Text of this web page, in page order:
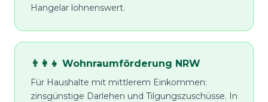
Hangelar lohnenswert.
👨‍👩‍👧 Wohnraumförderung NRW
Für Haushalte mit mittlerem Einkommen:
zinsgünstige Darlehen und Tilgungszuschüsse. In